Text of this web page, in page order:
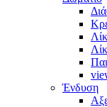
Ένδυση